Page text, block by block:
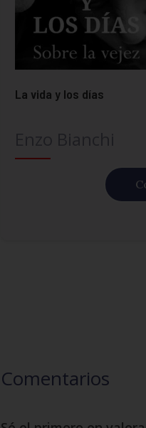
La vida y los días
Comentarios